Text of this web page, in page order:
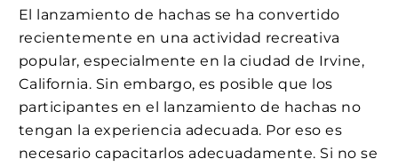
El lanzamiento de hachas se ha convertido
recientemente en una actividad recreativa
popular, especialmente en la ciudad de Irvine,
California. Sin embargo, es posible que los
participantes en el lanzamiento de hachas no
tengan la experiencia adecuada. Por eso es
necesario capacitarlos adecuadamente. Si no se